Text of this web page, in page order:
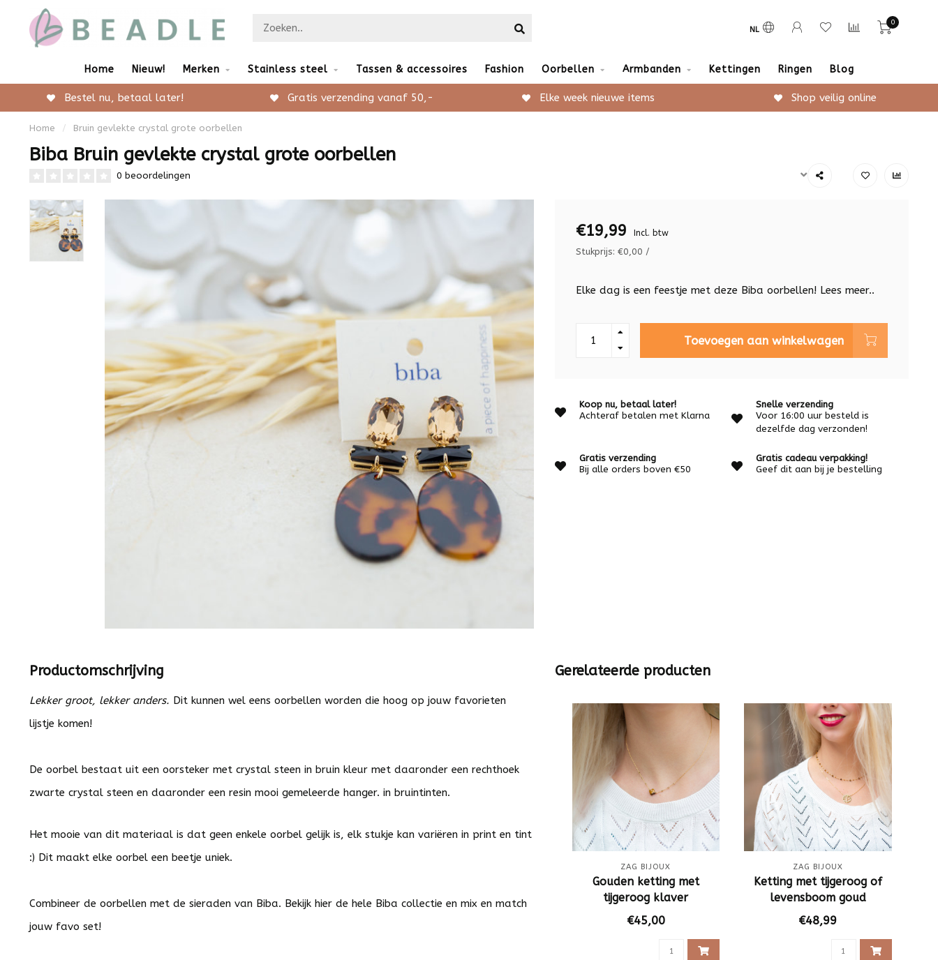
NL
0
Home Nieuw! Merken Stainless steel Tassen & accessoires Fashion Oorbellen Armbanden Kettingen Ringen Blog
Bestel nu, betaal later! Gratis verzending vanaf 50,- Elke week nieuwe items Shop veilig online
Home / Bruin gevlekte crystal grote oorbellen
Biba Bruin gevlekte crystal grote oorbellen
0 beoordelingen
€19,99 Incl. btw
Stukprijs: €0,00 /
Elke dag is een feestje met deze Biba oorbellen! Lees meer..
Toevoegen aan winkelwagen
Koop nu, betaal later!
Achteraf betalen met Klarna
Snelle verzending
Voor 16:00 uur besteld is
dezelfde dag verzonden!
Gratis verzending
Bij alle orders boven €50
Gratis cadeau verpakking!
Geef dit aan bij je bestelling
Productomschrijving
Lekker groot, lekker anders. Dit kunnen wel eens oorbellen worden die hoog op jouw favorieten
lijstje komen!
De oorbel bestaat uit een oorsteker met crystal steen in bruin kleur met daaronder een rechthoek
zwarte crystal steen en daaronder een resin mooi gemeleerde hanger. in bruintinten.
Het mooie van dit materiaal is dat geen enkele oorbel gelijk is, elk stukje kan variëren in print en tint
:) Dit maakt elke oorbel een beetje uniek.
Combineer de oorbellen met de sieraden van Biba. Bekijk hier de hele Biba collectie en mix en match
jouw favo set!
Gerelateerde producten
ZAG BIJOUX
Gouden ketting met
tijgeroog klaver
€45,00
ZAG BIJOUX
Ketting met tijgeroog of
levensboom goud
€48,99